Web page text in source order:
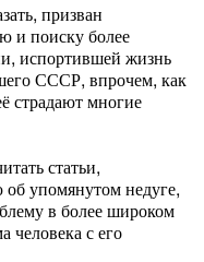
призван
и поиску более
испортившей жизнь
СССР, впрочем, как
страдают многие
статьи,
упомянутом недуге,
в более широком
человека с его